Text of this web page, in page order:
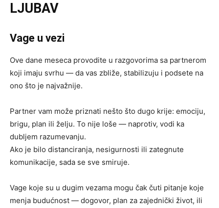
LJUBAV
Vage u vezi
Ove dane meseca provodite u razgovorima sa partnerom
koji imaju svrhu — da vas zbliže, stabilizuju i podsete na
ono što je najvažnije.
Partner vam može priznati nešto što dugo krije: emociju,
brigu, plan ili želju. To nije loše — naprotiv, vodi ka
dubljem razumevanju.
Ako je bilo distanciranja, nesigurnosti ili zategnute
komunikacije, sada se sve smiruje.
Vage koje su u dugim vezama mogu čak čuti pitanje koje
menja budućnost — dogovor, plan za zajednički život, ili